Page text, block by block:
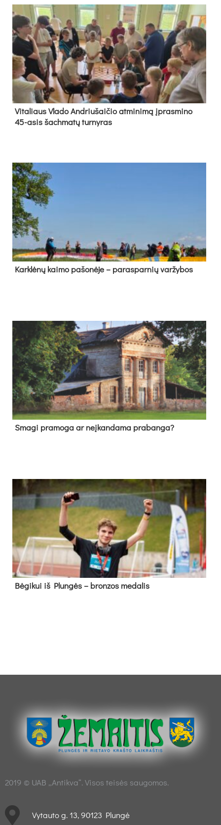
Vi­ta­liaus Vla­do And­riu­šai­čio at­mi­ni­mą įpras­mi­no
45-asis šach­ma­tų tur­ny­ras
Kark­lė­nų kai­mo pa­šo­nė­je – pa­ras­par­nių var­žy­bos
Sma­gi pra­mo­ga ar neį­kan­da­ma pra­ban­ga?
Bė­gi­kui iš Plun­gės – bron­zos me­da­lis
2019 © UAB „Antikva“. Visos teisės saugomos.
Vytauto g. 13, 90123 Plungė